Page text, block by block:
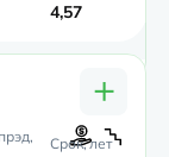
4,57
+